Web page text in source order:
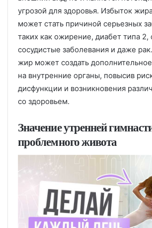
угрозой для здоровья. Избыток
может стать причиной серьезных
таких как ожирение, диабет типа 2,
сосудистые заболевания и даже
жир может создать
на внутренние органы, повысив
дисфункции и возникновения
со здоровьем.
Значение утренней
проблемного живота